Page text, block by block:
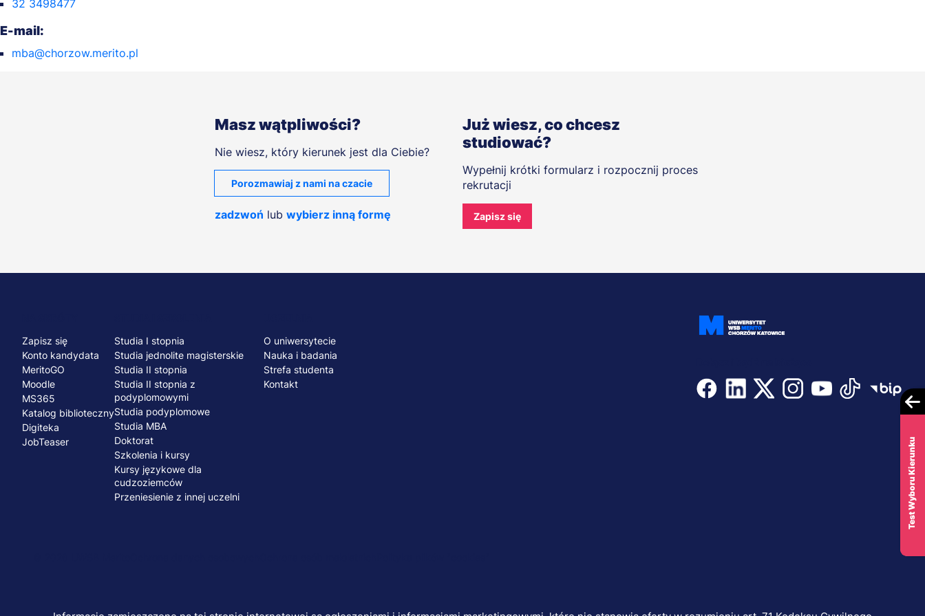
32 3498477
E-mail:
mba@chorzow.merito.pl
Masz wątpliwości?
Nie wiesz, który kierunek jest dla Ciebie?
Porozmawiaj z nami na czacie
zadzwoń lub wybierz inną formę
Już wiesz, co chcesz
studiować?
Wypełnij krótki formularz i rozpocznij proces
rekrutacji
Zapisz się
Menu
stopka
Zapisz się
Konto kandydata
MeritoGO
Moodle
MS365
Katalog biblioteczny
Digiteka
JobTeaser
Studia I stopnia
Studia jednolite magisterskie
Studia II stopnia
Studia II stopnia z
podyplomowymi
Studia podyplomowe
Studia MBA
Doktorat
Szkolenia i kursy
Kursy językowe dla
cudzoziemców
Przeniesienie z innej uczelni
O uniwersytecie
Nauka i badania
Strefa studenta
Kontakt
stopka-
Test Wyboru Kierunku